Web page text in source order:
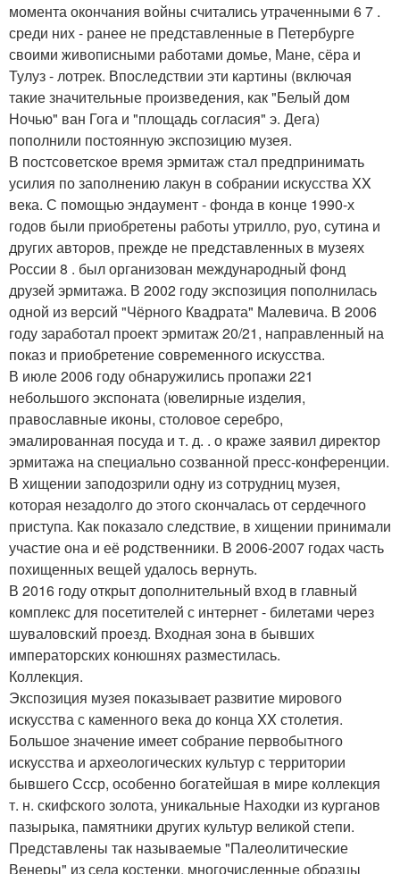
момента окончания войны считались утраченными 6 7 .
среди них - ранее не представленные в Петербурге
своими живописными работами домье, Мане, сёра и
Тулуз - лотрек. Впоследствии эти картины (включая
такие значительные произведения, как "Белый дом
Ночью" ван Гога и "площадь согласия" э. Дега)
пополнили постоянную экспозицию музея.
В постсоветское время эрмитаж стал предпринимать
усилия по заполнению лакун в собрании искусства XX
века. С помощью эндаумент - фонда в конце 1990-х
годов были приобретены работы утрилло, руо, сутина и
других авторов, прежде не представленных в музеях
России 8 . был организован международный фонд
друзей эрмитажа. В 2002 году экспозиция пополнилась
одной из версий "Чёрного Квадрата" Малевича. В 2006
году заработал проект эрмитаж 20/21, направленный на
показ и приобретение современного искусства.
В июле 2006 году обнаружились пропажи 221
небольшого экспоната (ювелирные изделия,
православные иконы, столовое серебро,
эмалированная посуда и т. д. . о краже заявил директор
эрмитажа на специально созванной пресс-конференции.
В хищении заподозрили одну из сотрудниц музея,
которая незадолго до этого скончалась от сердечного
приступа. Как показало следствие, в хищении принимали
участие она и её родственники. В 2006-2007 годах часть
похищенных вещей удалось вернуть.
В 2016 году открыт дополнительный вход в главный
комплекс для посетителей с интернет - билетами через
шуваловский проезд. Входная зона в бывших
императорских конюшнях разместилась.
Коллекция.
Экспозиция музея показывает развитие мирового
искусства с каменного века до конца XX столетия.
Большое значение имеет собрание первобытного
искусства и археологических культур с территории
бывшего Ссср, особенно богатейшая в мире коллекция
т. н. скифского золота, уникальные Находки из курганов
пазырыка, памятники других культур великой степи.
Представлены так называемые "Палеолитические
Венеры" из села костенки, многочисленные образцы